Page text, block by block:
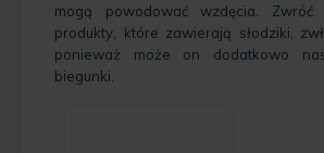
mogą powodować wzdęcia.
produkty, które zawierają słodziki,
ponieważ może on dodatkowo
biegunki.